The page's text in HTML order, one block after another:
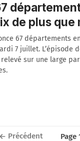
de plus que
67 départements
7 juillet. L’épisode
relevé sur une large
Précédent Page